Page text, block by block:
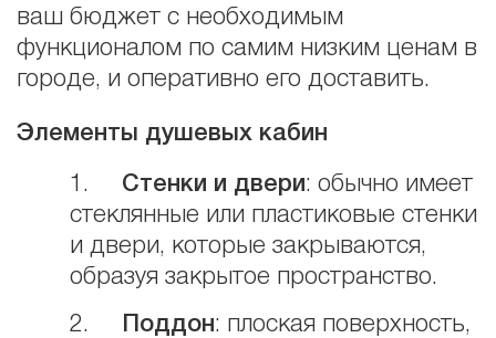
ваш бюджет с необходимым
функционалом по самим низким ценам в
городе, и оперативно его доставить.
Элементы душевых кабин
1. Стенки и двери: обычно имеет
стеклянные или пластиковые стенки
и двери, которые закрываются,
образуя закрытое пространство.
2. Поддон: плоская поверхность,